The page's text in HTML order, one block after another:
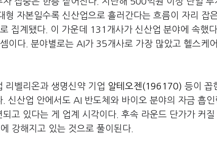
형 자본일수록 신산업으로 흘러간다는 흐름이 자리 잡
집계됐다. 이 가운데 131개사가 신산업 분야에 속했
이다. 분야별로는 AI가 35개사로 가장 많았고 헬스케
리벨리온과 생명신약 기업 알테오젠(196170) 등이 꼽
신산업 안에서도 AI 반도체와 바이오 분야의 자금 흡인
고 있다는 게 업계 시각이다. 후속 라운드 단가가 커
강해지고 있는 것으로 풀이된다.